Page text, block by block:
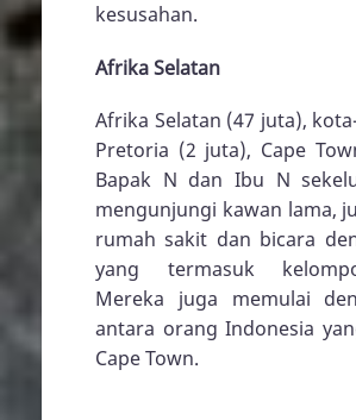
kesusahan.
Afrika Selatan
Afrika Selatan (47 juta),
Pretoria (2 juta), Cape
Bapak N dan Ibu N
mengunjungi kawan lama,
rumah sakit dan bicara
yang termasuk
Mereka juga memulai
antara orang Indonesia
Cape Town.